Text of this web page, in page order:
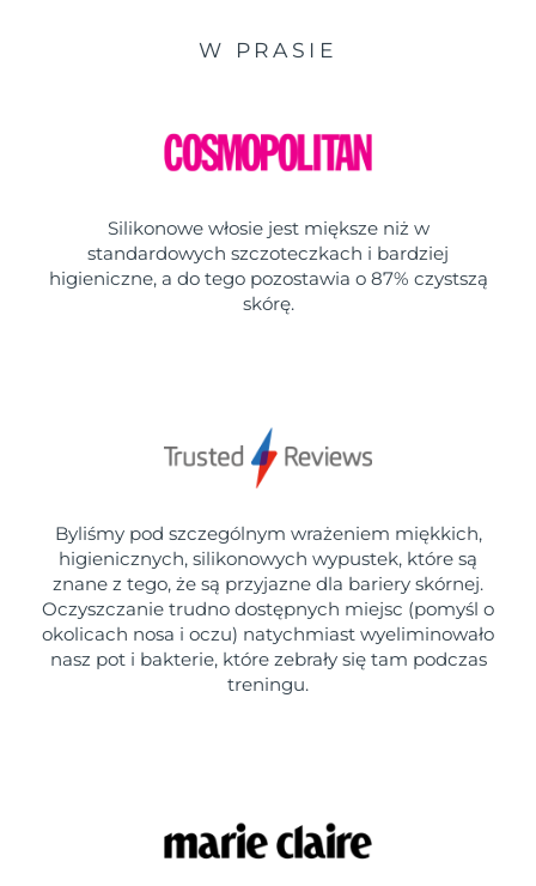
W PRASIE
Silikonowe włosie jest miększe niż w
standardowych szczoteczkach i bardziej
higieniczne, a do tego pozostawia o 87% czystszą
skórę.
Byliśmy pod szczególnym wrażeniem miękkich,
higienicznych, silikonowych wypustek, które są
znane z tego, że są przyjazne dla bariery skórnej.
Oczyszczanie trudno dostępnych miejsc (pomyśl o
okolicach nosa i oczu) natychmiast wyeliminowało
nasz pot i bakterie, które zebrały się tam podczas
treningu.